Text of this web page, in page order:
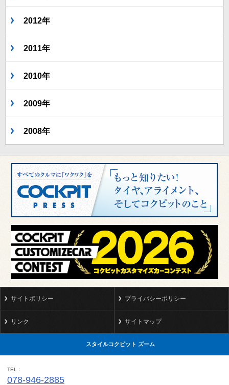
2012年
2011年
2010年
2009年
2008年
サイトポリシー プライバシーポリシー
リンク サイトマップ
スタイルコクピット ズーム
TEL
078-946-2885